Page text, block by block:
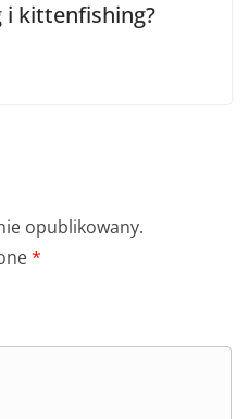
i kittenfishing?
opublikowany.
*